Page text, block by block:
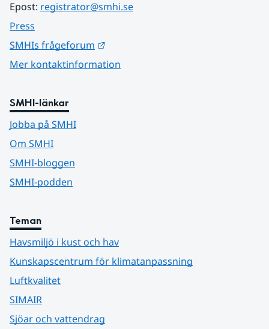
Epost: registrator@smhi.se
Press
SMHIs frågeforum
Mer kontaktinformation
SMHI-länkar
Jobba på SMHI
Om SMHI
SMHI-bloggen
SMHI-podden
Teman
Havsmiljö i kust och hav
Kunskapscentrum för klimatanpassning
Luftkvalitet
SIMAIR
Sjöar och vattendrag